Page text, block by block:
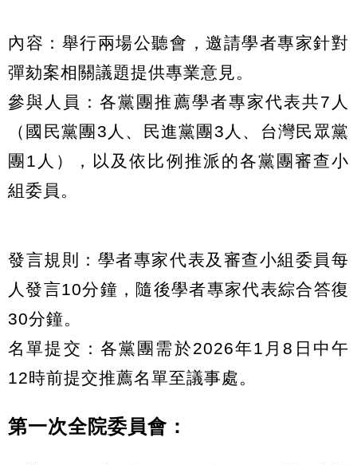
內容：舉行兩場公聽會，邀請學者專家針對
彈劾案相關議題提供專業意見。
參與人員：各黨團推薦學者專家代表共7人
（國民黨團3人、民進黨團3人、台灣民眾黨
團1人），以及依比例推派的各黨團審查小
組委員。
發言規則：學者專家代表及審查小組委員每
人發言10分鐘，隨後學者專家代表綜合答復
30分鐘。
名單提交：各黨團需於2026年1月8日中午
12時前提交推薦名單至議事處。
第一次全院委員會：